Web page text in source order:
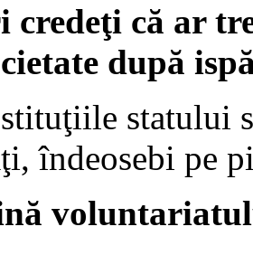
credeţi că ar
după
statului
îndeosebi pe